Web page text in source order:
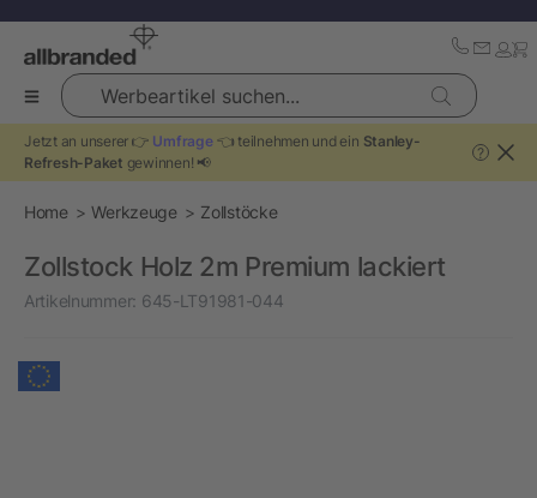
Werbeartikel suchen...
Jetzt an unserer 👉 Umfrage👈 teilnehmen und ein Stanley-
Refresh-Paket gewinnen! 📢
?
Home Werkzeuge Zollstöcke
Zollstock Holz 2m Premium lackiert
Artikelnummer: 645-LT91981-044